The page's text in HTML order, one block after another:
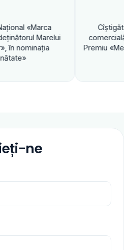
Cîştigătorul
comercială a anului
Premiu «Mercurul de
ne